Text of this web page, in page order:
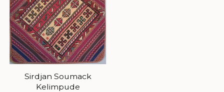
Sirdjan Soumack
Kelimpude